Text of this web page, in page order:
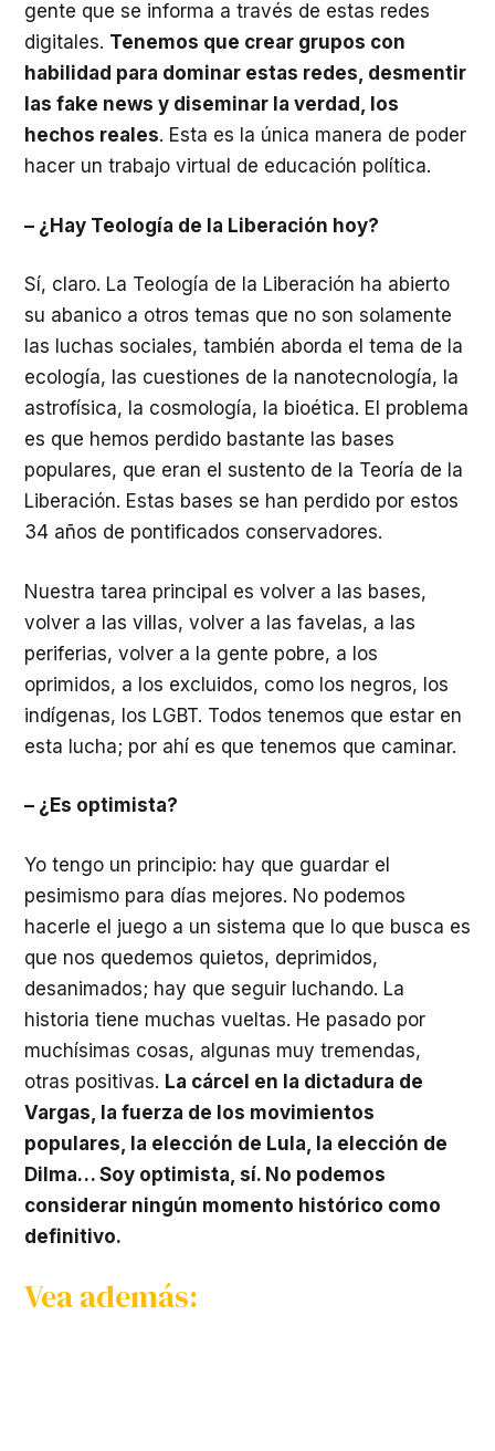
gente que se informa a través de estas redes
digitales. Tenemos que crear grupos con
habilidad para dominar estas redes, desmentir
las fake news y diseminar la verdad, los
hechos reales. Esta es la única manera de poder
hacer un trabajo virtual de educación política.
– ¿Hay Teología de la Liberación hoy?
Sí, claro. La Teología de la Liberación ha abierto
su abanico a otros temas que no son solamente
las luchas sociales, también aborda el tema de la
ecología, las cuestiones de la nanotecnología, la
astrofísica, la cosmología, la bioética. El problema
es que hemos perdido bastante las bases
populares, que eran el sustento de la Teoría de la
Liberación. Estas bases se han perdido por estos
34 años de pontificados conservadores.
Nuestra tarea principal es volver a las bases,
volver a las villas, volver a las favelas, a las
periferias, volver a la gente pobre, a los
oprimidos, a los excluidos, como los negros, los
indígenas, los LGBT. Todos tenemos que estar en
esta lucha; por ahí es que tenemos que caminar.
– ¿Es optimista?
Yo tengo un principio: hay que guardar el
pesimismo para días mejores. No podemos
hacerle el juego a un sistema que lo que busca es
que nos quedemos quietos, deprimidos,
desanimados; hay que seguir luchando. La
historia tiene muchas vueltas. He pasado por
muchísimas cosas, algunas muy tremendas,
otras positivas. La cárcel en la dictadura de
Vargas, la fuerza de los movimientos
populares, la elección de Lula, la elección de
Dilma… Soy optimista, sí. No podemos
considerar ningún momento histórico como
definitivo.
Vea además: